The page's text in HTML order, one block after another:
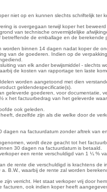
niet op en kunnen slechts schriftelijk ter
is overgegaan terwijl koper het
van technische onvermijdelijke
de emballage en de berekende
binnen 14 dagen nadat koper de
van de goederen. Indien op de
van elk ander bewijsmiddel - slechts
de kosten van rapportage ten laste
worden aangetoond met dien
geldendespecificatie(s).
goederen, voor documentatie,
het factuurbedrag van het geleverde
ook geleden.
dezelfde zijn als die welke door de
na factuurdatum zonder aftrek van
wordt deze geacht tot het
30 dagen na factuurdatum is betaald.
een rente verschuldigd van 1 ¼ %
de rente die verschuldigd is krachtens de
B.W., waarbij de rente zal worden
verricht. Het staat verkoper vrij door
ook indien koper heeft